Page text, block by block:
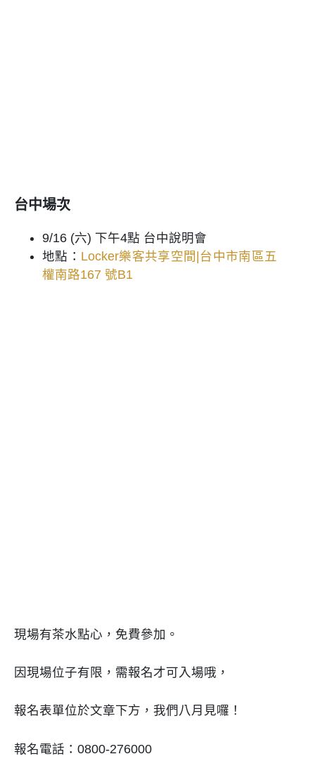
台中場次
9/16 (六) 下午4點 台中說明會
地點： Locker樂客共享空間|台中市南區五
權南路167 號B1​
現場有茶水點心，免費參加。
因現場位子有限，需報名才可入場哦，
報名表單位於文章下方，我們八月見囉！
報名電話：0800-276000